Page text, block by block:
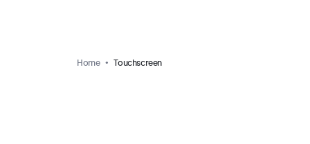
Home Touchscreen